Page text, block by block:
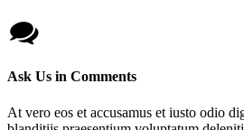
Ask Us in Comments
At vero eos et accusamus et iusto odio